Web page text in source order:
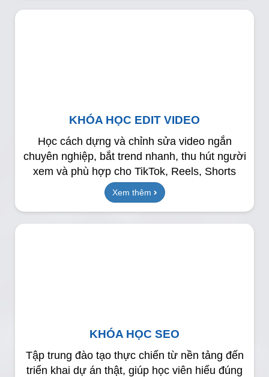
KHÓA HỌC EDIT VIDEO
Học cách dựng và chỉnh sửa video ngắn
chuyên nghiệp, bắt trend nhanh, thu hút người
xem và phù hợp cho TikTok, Reels, Shorts
Xem thêm
KHÓA HỌC SEO
Tập trung đào tạo thực chiến từ nền tảng đến
triển khai dự án thật, giúp học viên hiểu đúng